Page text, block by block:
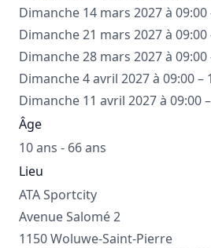
Dimanche 14 mars 2027 à 09:00
Dimanche 21 mars 2027 à 09:00
Dimanche 28 mars 2027 à 09:00
Dimanche 4 avril 2027 à 09:00 –
Dimanche 11 avril 2027 à 09:00
Âge
10 ans - 66 ans
Lieu
ATA Sportcity
Avenue Salomé 2
1150 Woluwe-Saint-Pierre